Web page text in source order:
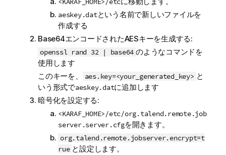
aeskey.datという名前で新しいファイルを
作成する
Base64エンコードされたAESキーを生成する:
openssl rand 32 | base64 のようなコマンドを
使用します
このキーを、
aes.key=<your_generated_key> と
いう形式でaeskey.datに追加します
暗号化を設定する:
<KARAF_HOME>/etc/org.talend.remote.job
server.server.cfgを開きます。
org.talend.remote.jobserver.encrypt=t
rue と設定します。